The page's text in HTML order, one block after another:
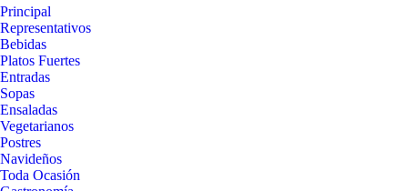
Principal
Representativos
Bebidas
Platos Fuertes
Entradas
Sopas
Ensaladas
Vegetarianos
Postres
Navideños
Toda Ocasión